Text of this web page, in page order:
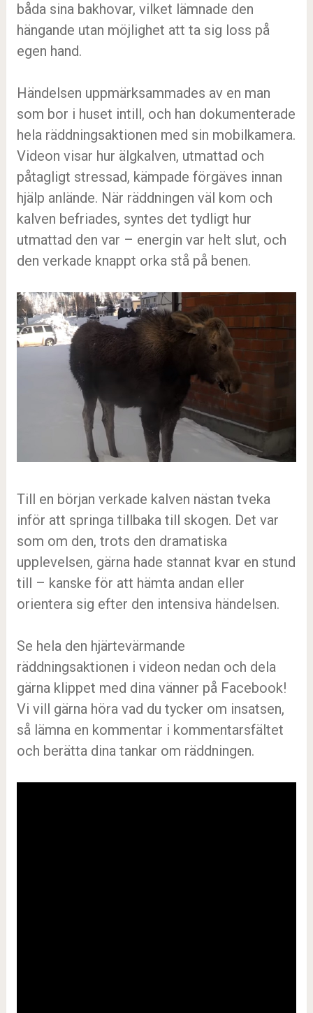
båda sina bakhovar, vilket lämnade den
hängande utan möjlighet att ta sig loss på
egen hand.
Händelsen uppmärksammades av en man
som bor i huset intill, och han dokumenterade
hela räddningsaktionen med sin mobilkamera.
Videon visar hur älgkalven, utmattad och
påtagligt stressad, kämpade förgäves innan
hjälp anlände. När räddningen väl kom och
kalven befriades, syntes det tydligt hur
utmattad den var – energin var helt slut, och
den verkade knappt orka stå på benen.
Till en början verkade kalven nästan tveka
inför att springa tillbaka till skogen. Det var
som om den, trots den dramatiska
upplevelsen, gärna hade stannat kvar en stund
till – kanske för att hämta andan eller
orientera sig efter den intensiva händelsen.
Se hela den hjärtevärmande
räddningsaktionen i videon nedan och dela
gärna klippet med dina vänner på Facebook!
Vi vill gärna höra vad du tycker om insatsen,
så lämna en kommentar i kommentarsfältet
och berätta dina tankar om räddningen.